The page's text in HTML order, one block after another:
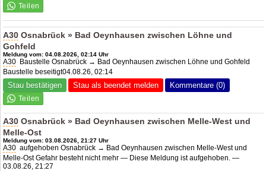
A30 Osnabrück » Bad Oeynhausen zwischen Löhne und
Gohfeld
Meldung vom: 04.08.2026, 02:14 Uhr
A30 Baustelle Osnabrück → Bad Oeynhausen zwischen Löhne und Gohfeld
Baustelle beseitigt04.08.26, 02:14
Stau bestätigen Stau als beendet melden Kommentare (0)
A30 Osnabrück » Bad Oeynhausen zwischen Melle-West und
Melle-Ost
Meldung vom: 03.08.2026, 21:27 Uhr
A30 aufgehoben Osnabrück → Bad Oeynhausen zwischen Melle-West und
Melle-Ost Gefahr besteht nicht mehr — Diese Meldung ist aufgehoben. —
03.08.26, 21:27